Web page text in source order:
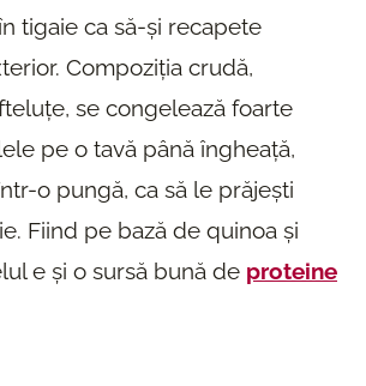
tigaie ca să-și recapete
Compoziția crudă,
se congelează foarte
pe o tavă până îngheață,
o pungă, ca să le prăjești
Fiind pe bază de quinoa și
e și o sursă bună de proteine